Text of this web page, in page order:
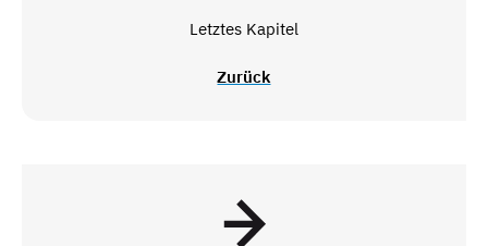
Letztes Kapitel
Zurück